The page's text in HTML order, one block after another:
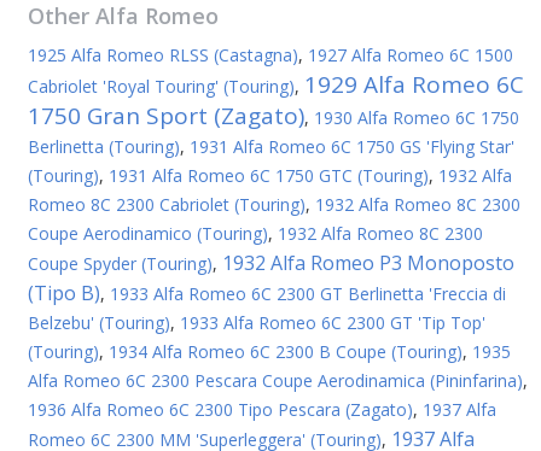
Other Alfa Romeo
1925 Alfa Romeo RLSS (Castagna), 1927 Alfa Romeo 6C 1500
Cabriolet 'Royal Touring' (Touring), 1929 Alfa Romeo 6C
1750 Gran Sport (Zagato), 1930 Alfa Romeo 6C 1750
Berlinetta (Touring), 1931 Alfa Romeo 6C 1750 GS 'Flying Star'
(Touring), 1931 Alfa Romeo 6C 1750 GTC (Touring), 1932 Alfa
Romeo 8C 2300 Cabriolet (Touring), 1932 Alfa Romeo 8C 2300
Coupe Aerodinamico (Touring), 1932 Alfa Romeo 8C 2300
Coupe Spyder (Touring), 1932 Alfa Romeo P3 Monoposto
(Tipo B), 1933 Alfa Romeo 6C 2300 GT Berlinetta 'Freccia di
Belzebu' (Touring), 1933 Alfa Romeo 6C 2300 GT 'Tip Top'
(Touring), 1934 Alfa Romeo 6C 2300 B Coupe (Touring), 1935
Alfa Romeo 6C 2300 Pescara Coupe Aerodinamica (Pininfarina),
1936 Alfa Romeo 6C 2300 Tipo Pescara (Zagato), 1937 Alfa
Romeo 6C 2300 MM 'Superleggera' (Touring), 1937 Alfa